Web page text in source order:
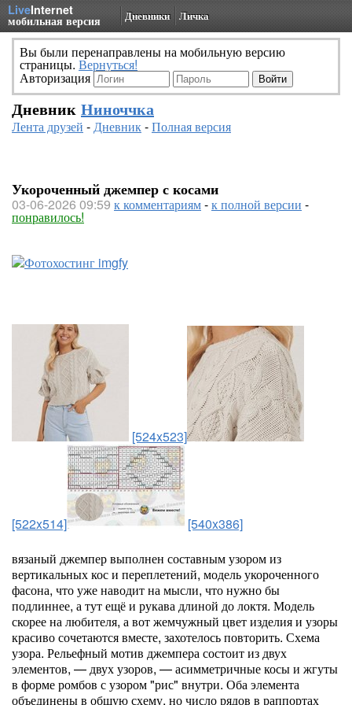
LiveInternet
мобильная версия Дневники Личка
Вы были перенаправлены на мобильную версию
страницы. Вернуться!
Авторизация
Дневник Ниноччка
Лента друзей -Дневник-Полная версия
Укороченный джемпер с косами
03-06-2026 09:59 к комментариям-к полной версии -
понравилось!
[524x523]
[522x514]
[540x386]
вязаный джемпер выполнен составным узором из
вертикальных кос и переплетений, модель укороченного
фасона, что уже наводит на мысли, что нужно бы
подлиннее, а тут ещё и рукава длиной до локтя. Модель
скорее на любителя, а вот жемчужный цвет изделия и узоры
красиво сочетаются вместе, захотелось повторить. Схема
узора. Рельефный мотив джемпера состоит из двух
элементов, — двух узоров, — асимметричные косы и жгуты
в форме ромбов с узором "рис" внутри. Оба элемента
объединены в общую схему, но число рядов в раппортах